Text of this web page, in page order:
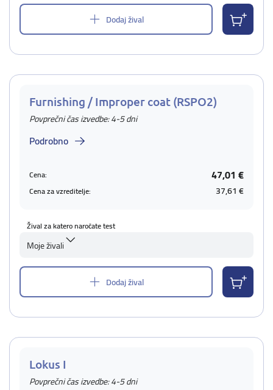
Dodaj žival
Furnishing / Improper coat (RSPO2)
Povprečni čas izvedbe: 4-5 dni
Podrobno
Cena: 47,01 €
Cena za vzreditelje: 37,61 €
Žival za katero naročate test
Moje živali
Dodaj žival
Lokus I
Povprečni čas izvedbe: 4-5 dni